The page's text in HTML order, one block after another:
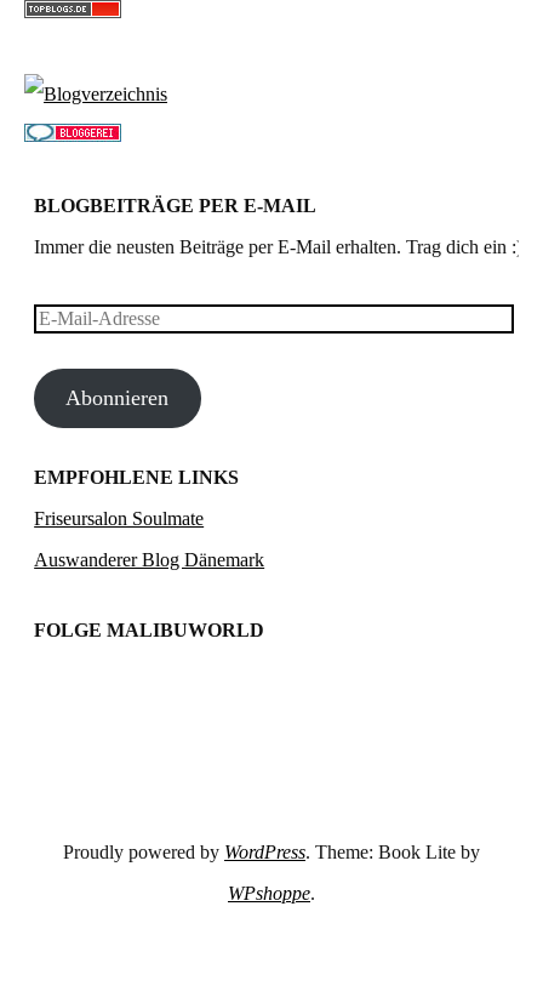
BLOGBEITRÄGE PER E-MAIL
Immer die neusten Beiträge per E-Mail erhalten. Trag dich ein :)
E-
AdresseAbonnieren
EMPFOHLENE LINKS
Friseursalon Soulmate
Auswanderer Blog Dänemark
FOLGE MALIBUWORLD
Proudly powered by WordPress. Theme: Book Lite by
WPshoppe.